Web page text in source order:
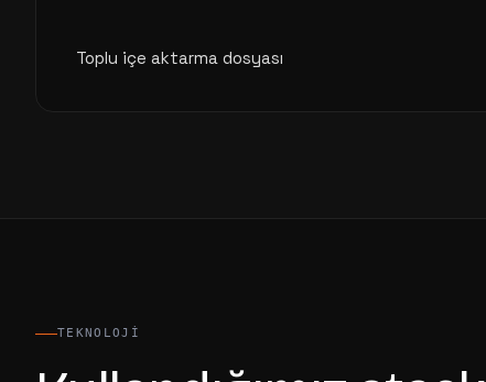
Toplu içe aktarma dosyası
TEKNOLOJI